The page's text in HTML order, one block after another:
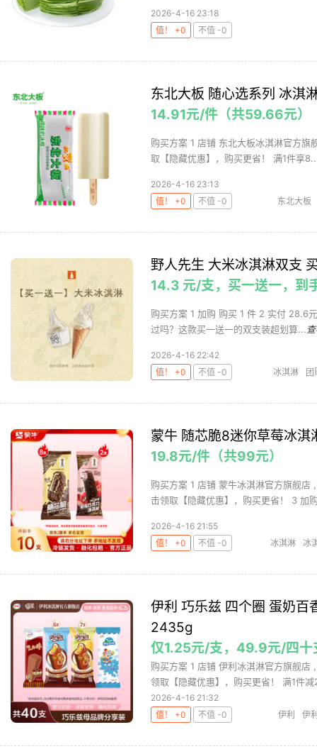
2026-4-16 23:18
值！ +0
不值 -0
东北大板 随心选系列 冰淇
14.91元/件（共59.66元）
购买方案 1 店铺 东北大板冰淇淋官方
取【隐藏优惠】，购买更省！ 满1件享
2026-4-16 23:13
值！ +0
不值 -0 东北大板
野人先生 大米冰淇淋双支
14.3 元/支，买一送一，到
购买方案 1 加购 购买 1 件 2 实付 28.6
过吗？这款买一送一的双支装超划算...
2026-4-16 22:42
值！ +0
不值 -0 冰淇淋 团
蒙牛 随芯脆8迷你草莓冰淇
19.8元/件（共99元）
购买方案 1 店铺 蒙牛冰淇淋官方旗舰
击领取【隐藏优惠】，购买更省！ 3 加
2026-4-16 21:55
值！ +0
不值 -0 冰淇淋 冰
伊利 巧乐兹 四个圈 蛋奶百
2435g
仅1.25元/支，49.9元/四十
购买方案 1 店铺 伊利冰淇淋官方旗舰
领取【隐藏优惠】，购买更省！ 满1件
2026-4-16 21:32
值！ +0
不值 -0 伊利 伊